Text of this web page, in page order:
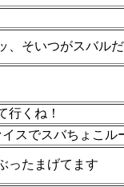
そいつがスバルだ
行くね！
スでスバちょこ
ったまげてます